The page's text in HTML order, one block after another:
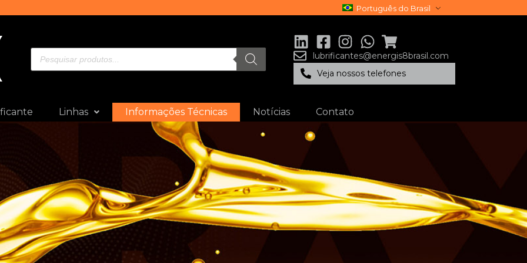
Português do Brasil
lubrificantes@energis8brasil.com
Veja nossos telefones
Linhas Informações Técnicas Notícias Contato